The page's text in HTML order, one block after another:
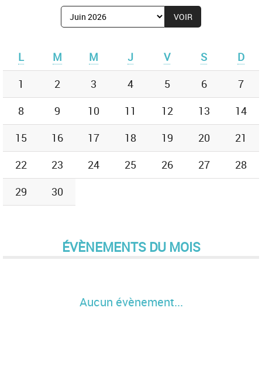
Afficher
le
de
:
L M M J V S
D
1
2 3 4 5 6
7
8
9 10 11 12 13
14
15
16 17 18 19 20
21
22
23 24 25 26 27
28
29
30
ÉVÈNEMENTS DU MOIS
Aucun évènement...